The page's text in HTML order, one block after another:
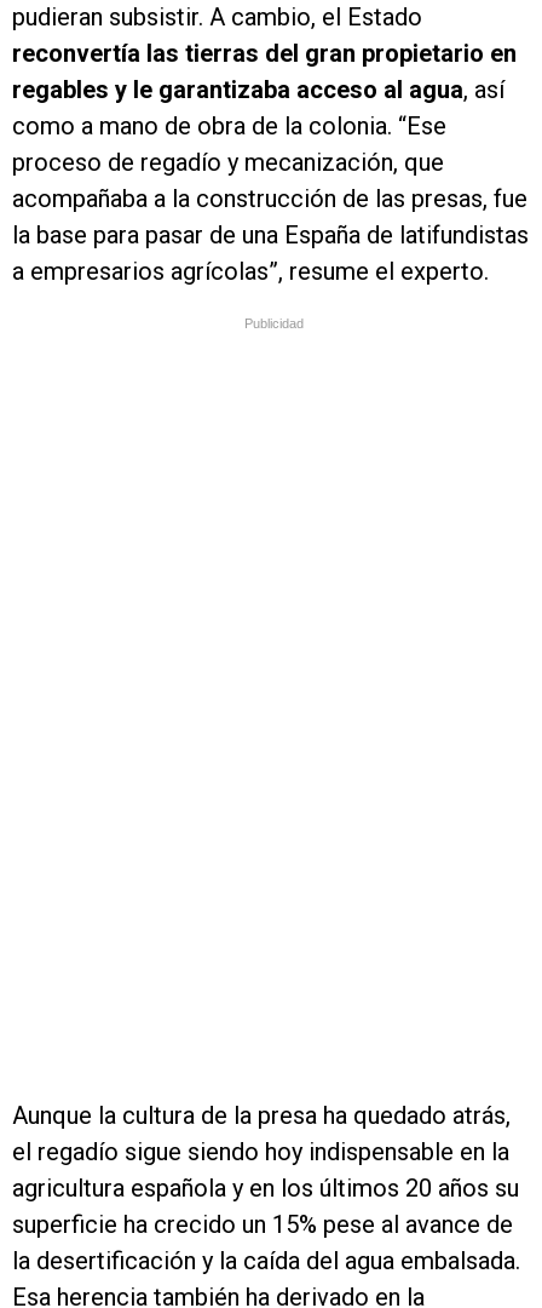
pudieran subsistir. A cambio, el Estado
reconvertía las tierras del gran propietario en
regables y le garantizaba acceso al agua, así
como a mano de obra de la colonia. “Ese
proceso de regadío y mecanización, que
acompañaba a la construcción de las presas, fue
la base para pasar de una España de latifundistas
a empresarios agrícolas”, resume el experto.
Publicidad
Aunque la cultura de la presa ha quedado atrás,
el regadío sigue siendo hoy indispensable en la
agricultura española y en los últimos 20 años su
superficie ha crecido un 15% pese al avance de
la desertificación y la caída del agua embalsada.
Esa herencia también ha derivado en la